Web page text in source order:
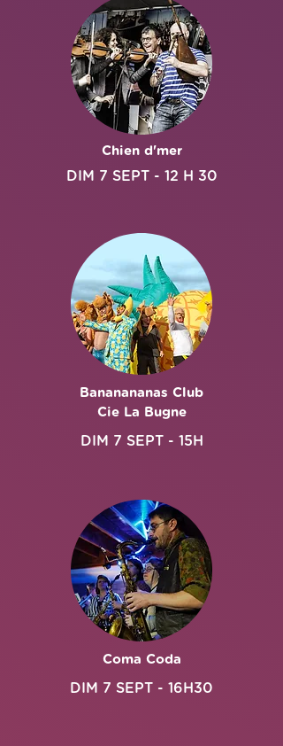
Chien d'mer
DIM 7 SE PT - 12 H 30
Bananananas Club
Cie La Bugne
DIM 7 SEPT - 15H
Coma Coda
DIM 7 SEPT - 16H30